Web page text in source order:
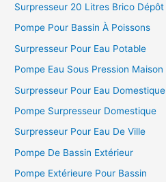
Surpresseur 20 Litres Brico Dépôt
Pompe Pour Bassin À Poissons
Surpresseur Pour Eau Potable
Pompe Eau Sous Pression Maison
Surpresseur Pour Eau Domestique
Pompe Surpresseur Domestique
Surpresseur Pour Eau De Ville
Pompe De Bassin Extérieur
Pompe Extérieure Pour Bassin